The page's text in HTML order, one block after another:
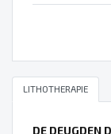
LITHOTHERAPIE
DE DEUGDEN